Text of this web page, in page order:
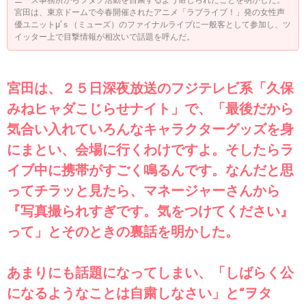
宮田は、東京ドームで今春開催されたアニメ「ラブライブ！」発の女性声
優ユニットμ’ｓ（ミューズ）のファイナルライブに一般客として参加し、ツ
イッター上で目撃情報が相次いで話題を呼んだ。
宮田は、２５日深夜放送のフジテレビ系「久保
みねヒャダこじらせナイト」で、「最後だから
気合い入れていろんなキャラクターグッズを身
にまとい、会場に行くわけですよ。そしたらラ
イブ中に携帯がすごく鳴るんです。なんだと思
ってチラッと見たら、マネージャーさんから
『写真撮られすぎです。気をつけてください』
って」とそのときの裏話を明かした。
あまりにも話題になってしまい、「しばらく公
になるようなことは自粛しなさい」と“ヲタ